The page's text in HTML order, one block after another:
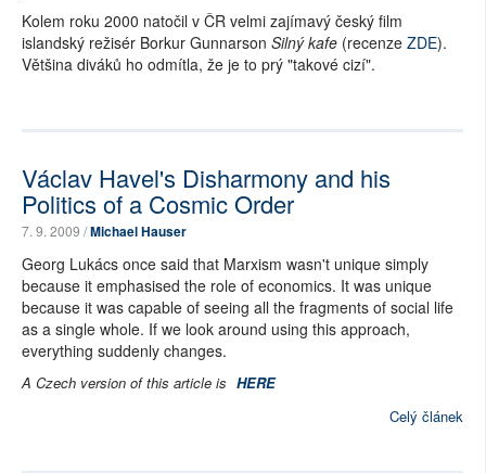
Kolem roku 2000 natočil v ČR velmi zajímavý český film
islandský režisér Borkur Gunnarson Silný kafe (recenze ZDE).
Většina diváků ho odmítla, že je to prý "takové cizí".
Václav Havel's Disharmony and his
Politics of a Cosmic Order
7. 9. 2009 /Michael Hauser
Georg Lukács once said that Marxism wasn't unique simply
because it emphasised the role of economics. It was unique
because it was capable of seeing all the fragments of social life
as a single whole. If we look around using this approach,
everything suddenly changes.
A Czech version of this article is HERE
Celý článek